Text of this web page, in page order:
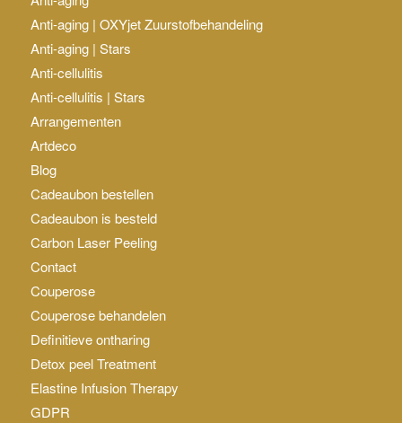
Anti-aging | OXYjet Zuurstofbehandeling
Anti-aging | Stars
Anti-cellulitis
Anti-cellulitis | Stars
Arrangementen
Artdeco
Blog
Cadeaubon bestellen
Cadeaubon is besteld
Carbon Laser Peeling
Contact
Couperose
Couperose behandelen
Definitieve ontharing
Detox peel Treatment
Elastine Infusion Therapy
GDPR